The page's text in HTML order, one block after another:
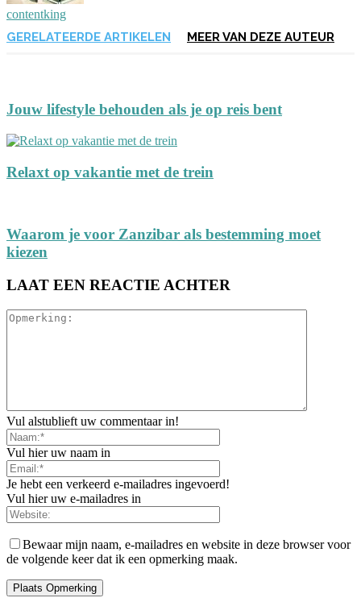
contentking
GERELATEERDE ARTIKELEN MEER VAN DEZE AUTEUR
Jouw lifestyle behouden als je op reis bent
Relaxt op vakantie met de trein
Waarom je voor Zanzibar als bestemming moet
kiezen
LAAT EEN REACTIE ACHTER
Vul alstublieft uw commentaar in!
Vul hier uw naam in
Je hebt een verkeerd e-mailadres ingevoerd!
Vul hier uw e-mailadres in
Bewaar mijn naam, e-mailadres en website in deze browser voor
de volgende keer dat ik een opmerking maak.